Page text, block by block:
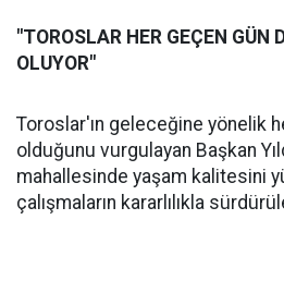
"TOROSLAR HER GEÇEN GÜN
OLUYOR"
Toroslar'ın geleceğine yönelik
olduğunu vurgulayan Başkan
mahallesinde yaşam kalitesini
çalışmaların kararlılıkla